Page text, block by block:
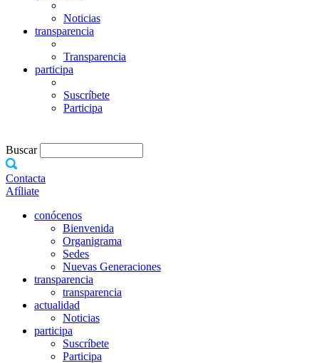
Noticias
transparencia
Transparencia
participa
Suscríbete
Participa
Buscar
Contacta
Afíliate
conócenos
Bienvenida
Organigrama
Sedes
Nuevas Generaciones
transparencia
transparencia
actualidad
Noticias
participa
Suscríbete
Participa